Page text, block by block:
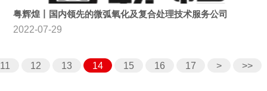
粤辉煌丨国内领先的微弧氧化及复合处理技术服务公司
2022-07-29
11 12 13 14 15 16 17 > >>